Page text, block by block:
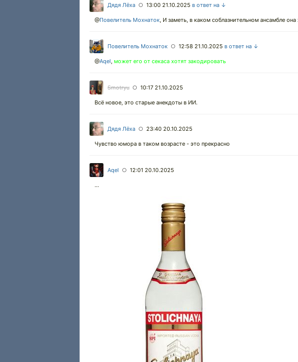
Дядя Лёха ○ 13:00 21.10.2025 в ответ на ↓
@Повелитель Мохнаток, И заметь, в каком соблазнительном ансамбле
Повелитель Мохнаток ○ 12:58 21.10.2025 в ответ на ↓
@Aqel, может его от секаса хотят закодировать
Smotryu ○ 10:17 21.10.2025
Всё новое, это старые анекдоты в ИИ.
Дядя Лёха ○ 23:40 20.10.2025
Чувство юмора в таком возрасте - это прекрасно
Aqel ○ 12:01 20.10.2025
...